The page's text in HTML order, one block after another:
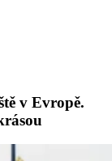
v Evropě.